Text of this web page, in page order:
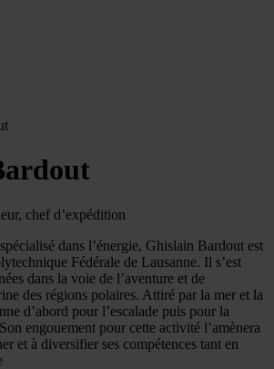
chef d’expédition
dans l’énergie, Ghislain Bardout est
Fédérale de Lausanne. Il s’est
dans la voie de l’aventure et de
des régions polaires. Attiré par la mer et la
d’abord pour l’escalade puis pour la
engouement pour cette activité l’amènera
et à diversifier ses compétences tant en